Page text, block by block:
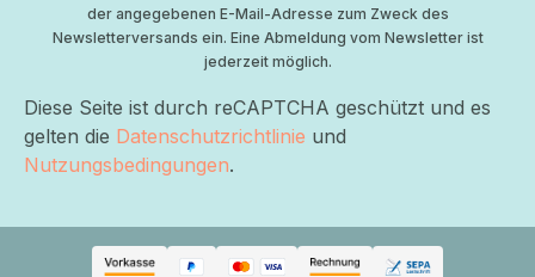
der angegebenen E-Mail-Adresse zum Zweck des
Newsletterversands ein. Eine Abmeldung vom Newsletter ist
jederzeit möglich.
Diese Seite ist durch reCAPTCHA geschützt und es
gelten die Datenschutzrichtlinie und
Nutzungsbedingungen.